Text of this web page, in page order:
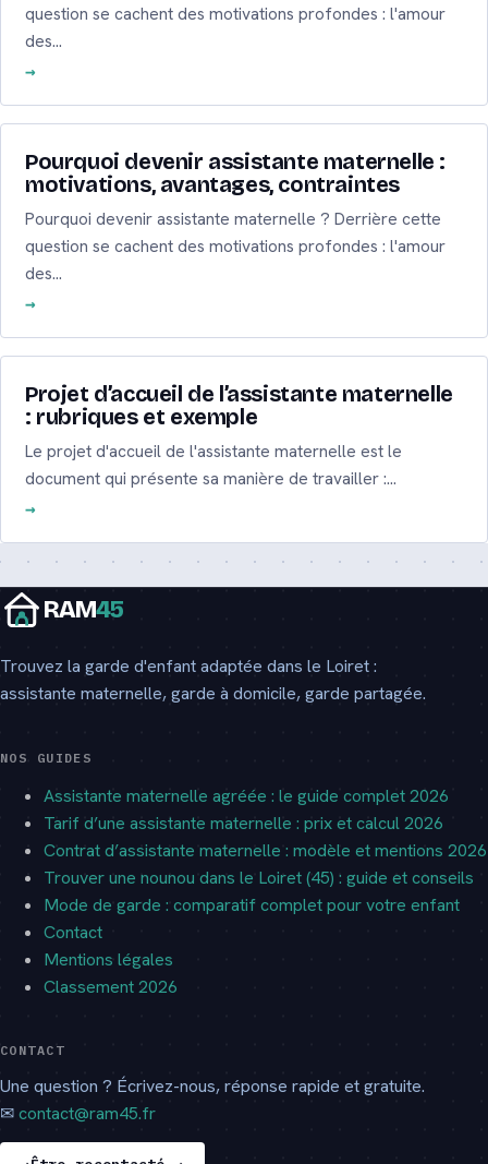
question se cachent des motivations profondes : l'amour
des…
Pourquoi devenir assistante maternelle :
motivations, avantages, contraintes
Pourquoi devenir assistante maternelle ? Derrière cette
question se cachent des motivations profondes : l'amour
des…
Projet d’accueil de l’assistante maternelle
: rubriques et exemple
Le projet d'accueil de l'assistante maternelle est le
document qui présente sa manière de travailler :…
RAM45
Trouvez la garde d'enfant adaptée dans le Loiret :
assistante maternelle, garde à domicile, garde partagée.
NOS GUIDES
Assistante maternelle agréée : le guide complet 2026
Tarif d’une assistante maternelle : prix et calcul 2026
Contrat d’assistante maternelle : modèle et mentions 2026
Trouver une nounou dans le Loiret (45) : guide et conseils
Mode de garde : comparatif complet pour votre enfant
Contact
Mentions légales
Classement 2026
CONTACT
Une question ? Écrivez-nous, réponse rapide et gratuite.
✉contact@ram45.fr